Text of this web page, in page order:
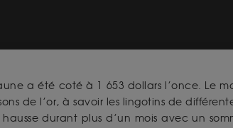
a été coté à 1 653 dollars l’once. Le
de l’or, à savoir les lingotins de
durant plus d’un mois avec un